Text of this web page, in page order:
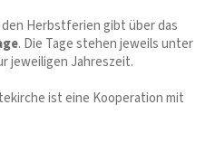
Herbstferien gibt über das
. Die Tage stehen jeweils unter
jeweiligen Jahreszeit.
ist eine Kooperation mit